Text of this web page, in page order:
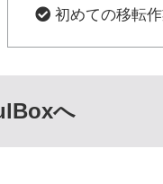
初めての移転
へ